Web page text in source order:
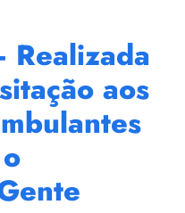
Realizada
aos